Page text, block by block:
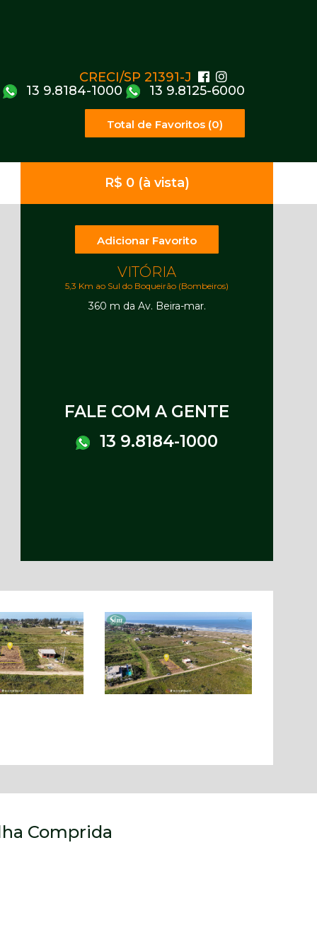
CRECI/SP 21391-J
13 9.8184-1000
13 9.8125-6000
Total de Favoritos (0)
R$ 0 (à vista)
Adicionar Favorito
VITÓRIA
5,3 Km ao Sul do Boqueirão (Bombeiros)
360 m da Av. Beira-mar.
FALE COM A GENTE
13 9.8184-1000
Comprida